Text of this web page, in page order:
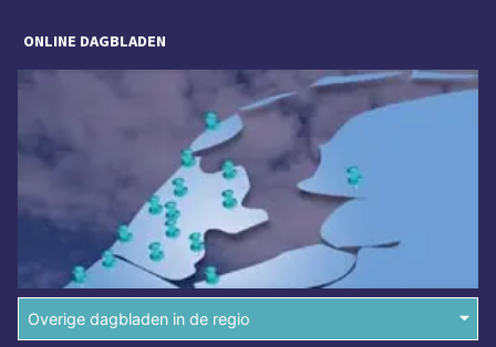
ONLINE DAGBLADEN
Overige dagbladen in de regio